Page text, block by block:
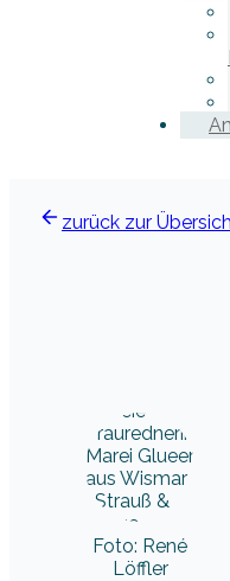
zurück zur
Foto: René
Löffler